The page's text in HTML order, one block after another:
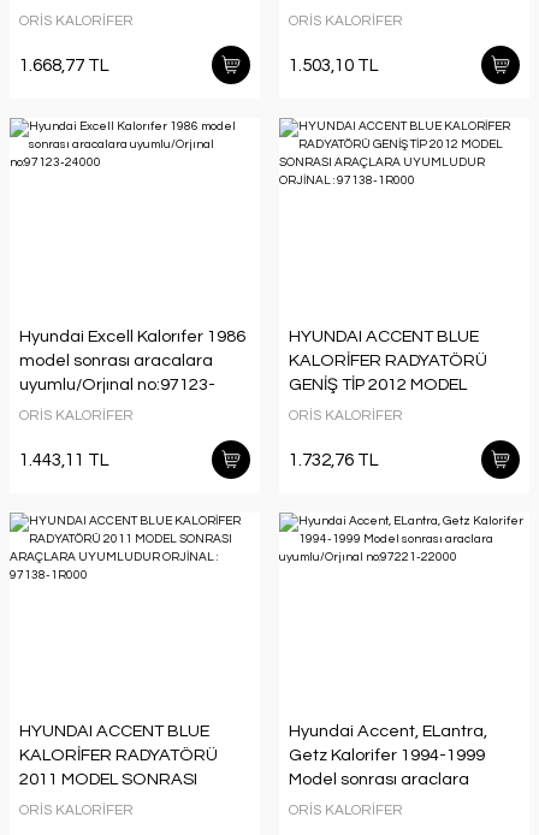
UYUMLUDUR. ORJİNAL
ORİS KALORİFER
1.668,77 TL
2D000
ORİS KALORİFER
1.503,10 TL
Hyundai Excell Kalorıfer 1986
model sonrası aracalara
uyumlu/Orjınal no:97123-
24000
ORİS KALORİFER
1.443,11 TL
HYUNDAI ACCENT BLUE
KALORİFER RADYATÖRÜ
GENİŞ TİP 2012 MODEL
SONRASI ARAÇLARA
97138-1R000
ORİS KALORİFER
1.732,76 TL
HYUNDAI ACCENT BLUE
KALORİFER RADYATÖRÜ
2011 MODEL SONRASI
ARAÇLARA UYUMLUDUR
ORİS KALORİFER
Hyundai Accent, ELantra,
Getz Kalorifer 1994-1999
Model sonrası araclara
uyumlu/Orjınal no:97221-
ORİS KALORİFER